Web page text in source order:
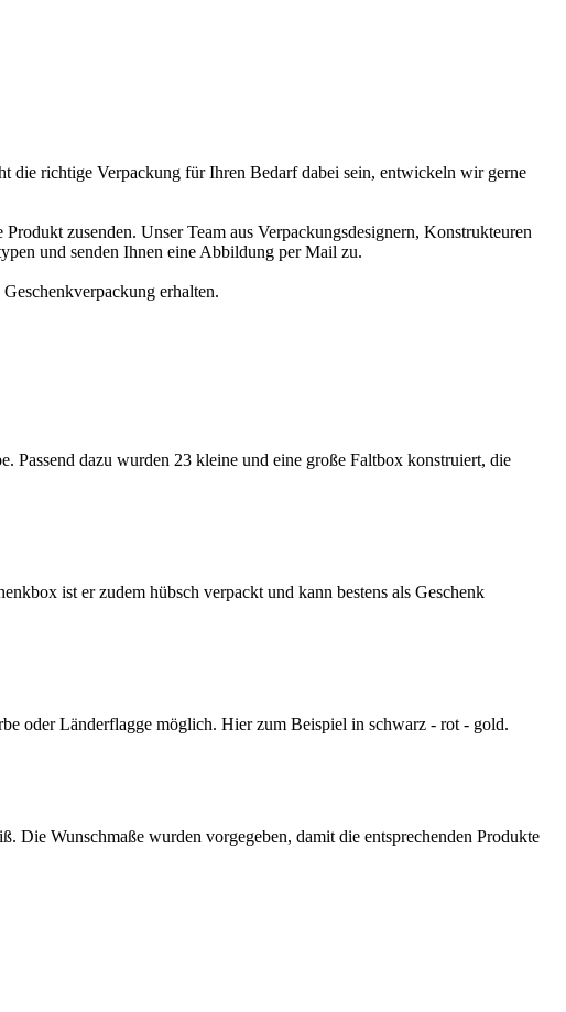
die richtige Verpackung für Ihren Bedarf dabei sein, entwickeln wir gerne
zusenden. Unser Team aus Verpackungsdesignern, Konstrukteuren
und senden Ihnen eine Abbildung per Mail zu.
erhalten.
Passend dazu wurden 23 kleine und eine große Faltbox konstruiert, die
ist er zudem hübsch verpackt und kann bestens als Geschenk
oder Länderflagge möglich. Hier zum Beispiel in schwarz - rot - gold.
Die Wunschmaße wurden vorgegeben, damit die entsprechenden Produkte